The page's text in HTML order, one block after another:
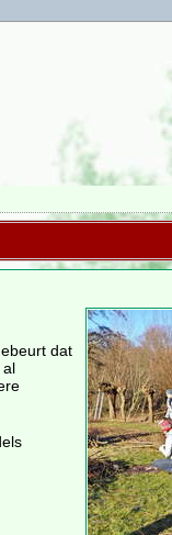
dat
al